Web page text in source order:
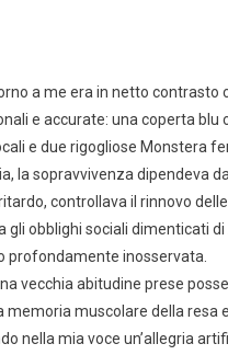
a me era in netto
e accurate: una coperta
e due rigogliose Monstera
la sopravvivenza dipendeva
controllava il rinnovo
obblighi sociali dimenticati
profondamente inosservata.
vecchia abitudine prese
memoria muscolare della
nella mia voce un’allegria